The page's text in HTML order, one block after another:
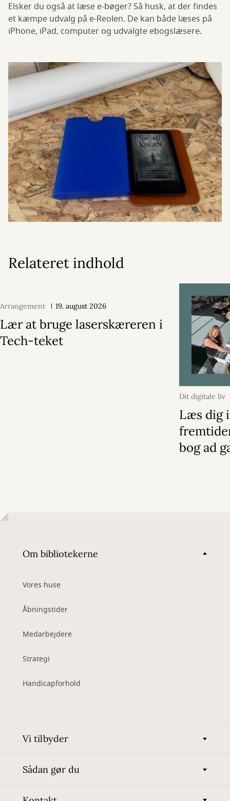
Elsker du også at læse e-bøger? Så husk, at der findes
et kæmpe udvalg på e-Reolen. De kan både læses på
iPhone, iPad, computer og udvalgte ebogslæsere.
Relateret indhold
Arrangement 19. august 2026
Lær at bruge laserskæreren i
Tech-teket
Dit digitale liv
Læs dig
bog ad
Om bibliotekerne
Vores huse
Åbningstider
Medarbejdere
Strategi
Handicapforhold
Vi tilbyder
Sådan gør du